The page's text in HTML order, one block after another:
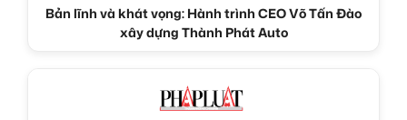
Bản lĩnh và khát vọng: Hành trình CEO Võ Tấn Đào
xây dựng Thành Phát Auto